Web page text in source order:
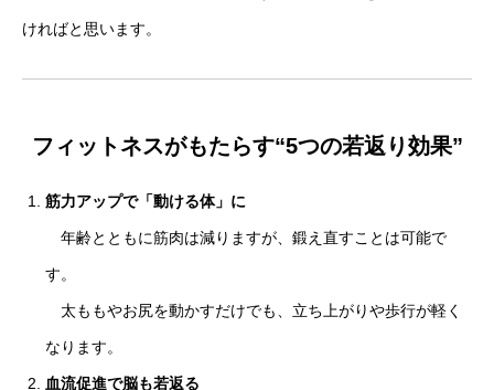
ければと思います。
フィットネスがもたらす“5つの若返り効果”
筋力アップで「動ける体」に
年齢とともに筋肉は減りますが、鍛え直すことは可能で
す。
太ももやお尻を動かすだけでも、立ち上がりや歩行が軽く
なります。
血流促進で脳も若返る